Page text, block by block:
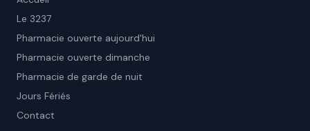
Le 3237
Pharmacie ouverte aujourd'hui
Pharmacie ouverte dimanche
Pharmacie de garde de nuit
Jours Fériés
Contact